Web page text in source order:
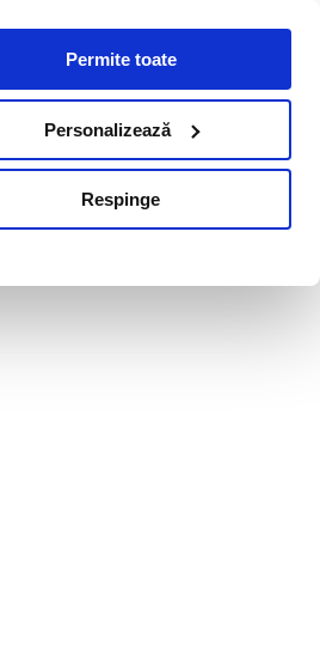
Permite toate
Personalizează
Respinge